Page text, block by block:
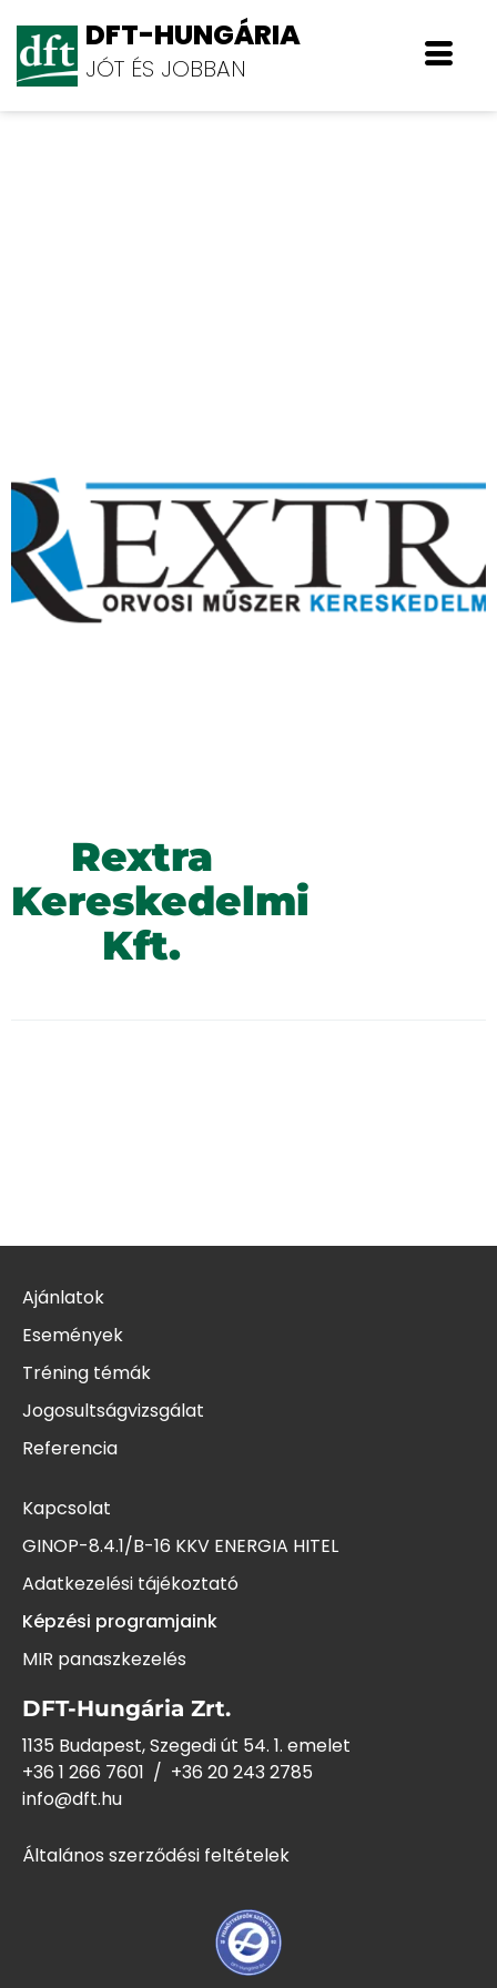
DFT-HUNGÁRIA
JÓT ÉS JOBBAN
Rextra
Kereskedelmi
Kft.
Ajánlatok
Események
Tréning témák
Jogosultságvizsgálat
Referencia
Kapcsolat
GINOP-8.4.1/B-16 KKV ENERGIA HITEL
Adatkezelési tájékoztató
Képzési programjaink
MIR panaszkezelés
DFT-Hungária Zrt.
1135 Budapest, Szegedi út 54. 1. emelet
+36 1 266 7601 / +36 20 243 2785
info@dft.hu
Általános szerződési feltételek